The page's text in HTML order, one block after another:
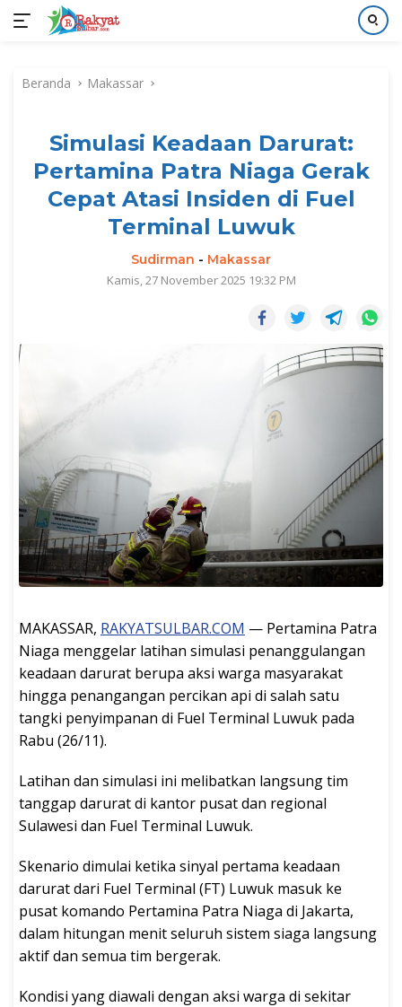
kontenBeranda Makassar
Simulasi Keadaan Darurat:
Pertamina Patra Niaga Gerak
Cepat Atasi Insiden di Fuel
Terminal Luwuk
Sudirman - Makassar
Kamis, 27 November 2025 19:32 PM
MAKASSAR, RAKYATSULBAR.COM — Pertamina Patra
Niaga menggelar latihan simulasi penanggulangan
keadaan darurat berupa aksi warga masyarakat
hingga penangangan percikan api di salah satu
tangki penyimpanan di Fuel Terminal Luwuk pada
Rabu (26/11).
Latihan dan simulasi ini melibatkan langsung tim
tanggap darurat di kantor pusat dan regional
Sulawesi dan Fuel Terminal Luwuk.
Skenario dimulai ketika sinyal pertama keadaan
darurat dari Fuel Terminal (FT) Luwuk masuk ke
pusat komando Pertamina Patra Niaga di Jakarta,
dalam hitungan menit seluruh sistem siaga langsung
aktif dan semua tim bergerak.
Kondisi yang diawali dengan aksi warga di sekitar